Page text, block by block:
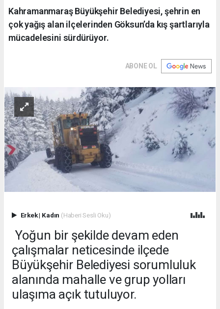
Kahramanmaraş Büyükşehir Belediyesi, şehrin en
çok yağış alan ilçelerinden Göksun’da kış şartlarıyla
mücadelesini sürdürüyor.
ABONE OL
Erkek| Kadın (Haberi Sesli Oku)
Yoğun bir şekilde devam eden
çalışmalar neticesinde ilçede
Büyükşehir Belediyesi sorumluluk
alanında mahalle ve grup yolları
ulaşıma açık tutuluyor.